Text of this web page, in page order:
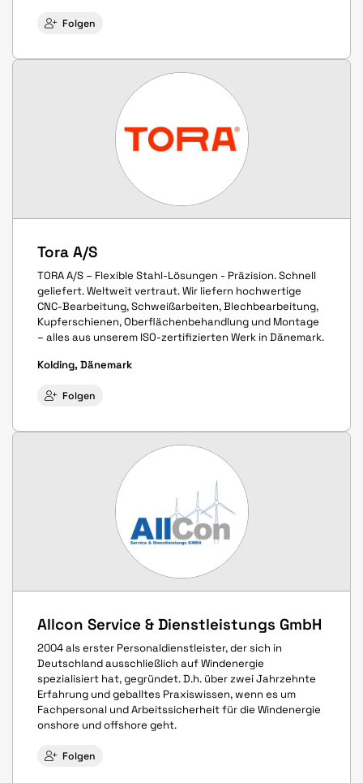
Folgen
Tora A/S
TORA A/S – Flexible Stahl-Lösungen - Präzision. Schnell
geliefert. Weltweit vertraut. Wir liefern hochwertige
CNC-Bearbeitung, Schweißarbeiten, Blechbearbeitung,
Kupferschienen, Oberflächenbehandlung und Montage
– alles aus unserem ISO-zertifizierten Werk in Dänemark.
Kolding, Dänemark
Folgen
Allcon Service & Dienstleistungs GmbH
2004 als erster Personaldienstleister, der sich in
Deutschland ausschließlich auf Windenergie
spezialisiert hat, gegründet. D.h. über zwei Jahrzehnte
Erfahrung und geballtes Praxiswissen, wenn es um
Fachpersonal und Arbeitssicherheit für die Windenergie
onshore und offshore geht.
Folgen